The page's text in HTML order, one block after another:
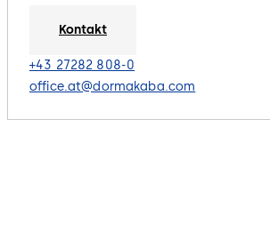
Kontakt
+43 27282 808-0
office.at@dormakaba.com